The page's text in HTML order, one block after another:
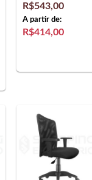
R$543,00
A partir de:
R$414,00